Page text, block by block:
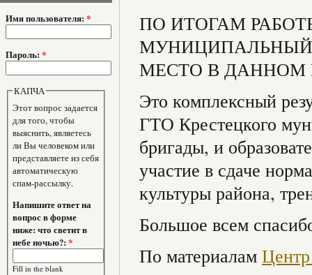
Имя пользователя: *
Пароль: *
КАПЧА
Этот вопрос задается
для того, чтобы
выяснить, являетесь
ли Вы человеком или
представляете из себя
автоматическую
спам-рассылку.
Напишите ответ на
вопрос в форме
ниже: что светит в
небе ночью?:*
Fill in the blank
ПО ИТОГАМ
МУНИЦИПАЛЬНЫЙ
МЕСТО В ДАННОМ
Это комплексный
ГТО Крестецкого
бригады, и
участие в сдаче
культуры района,
Большое всем
По материалам